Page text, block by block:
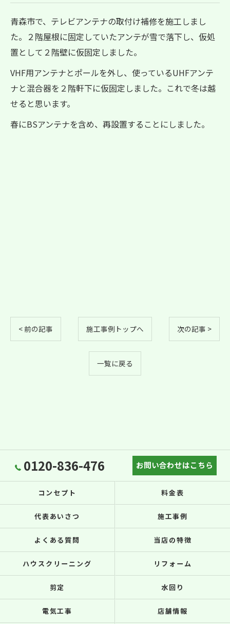
青森市で、テレビアンテナの取付け補修を施工しまし
た。２階屋根に固定していたアンテが雪で落下し、仮処
置として２階壁に仮固定しました。
VHF用アンテナとポールを外し、使っているUHFアンテ
ナと混合器を２階軒下に仮固定しました。これで冬は越
せると思います。
春にBSアンテナを含め、再設置することにしました。
< 前の記事 施工事例トップへ 次の記事 >
一覧に戻る
0120-836-476 お問い合わせはこちら
コンセプト 料金表
代表あいさつ 施工事例
よくある質問 当店の特徴
ハウスクリーニング リフォーム
剪定 水回り
電気工事 店舗情報